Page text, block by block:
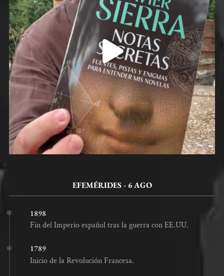
EFEMÉRIDES - 6 AGO
1898
Fin del Imperio español tras la guerra con EE.UU.
1789
Inicio de la Revolución Francesa.